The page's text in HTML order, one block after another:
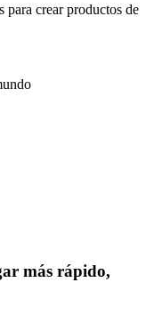
para crear productos de
más rápido,